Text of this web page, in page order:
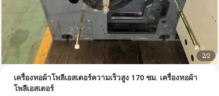
2/2
เครื่องทอผ้าโพลีเอสเตอร์ความเร็วสูง 170 ซม. เครื่องทอผ้า
โพลีเอสเตอร์